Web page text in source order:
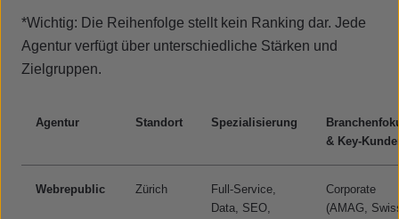
*Wichtig: Die Reihenfolge stellt kein Ranking dar. Jede
Agentur verfügt über unterschiedliche Stärken und
Zielgruppen.
Agentur Standort Spezialisierung
& Key-
Webrepublic Zürich
Full-Service,
Data, SEO,
Corporate
(AMAG,